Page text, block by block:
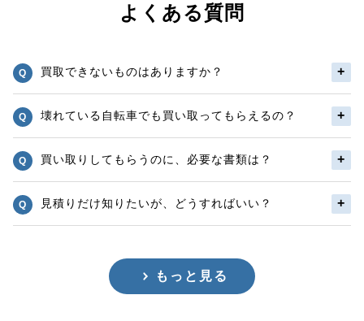
よくある質問
買取できないものはありますか？
壊れている自転車でも買い取ってもらえるの？
買い取りしてもらうのに、必要な書類は？
見積りだけ知りたいが、どうすればいい？
もっと見る